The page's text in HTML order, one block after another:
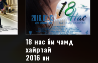
18 нас би чамд
хайртай
2016 он